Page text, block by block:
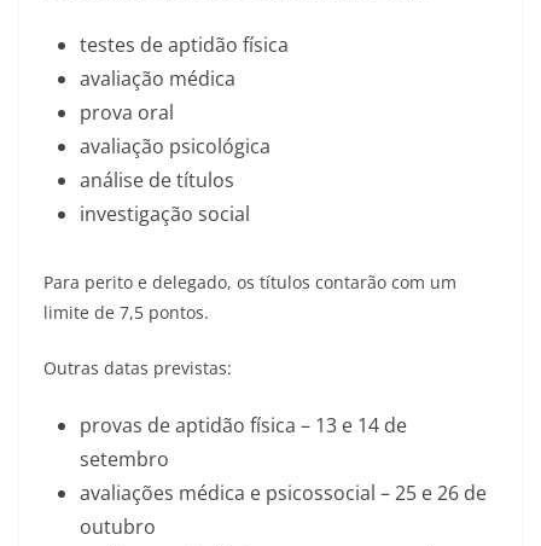
testes de aptidão física
avaliação médica
prova oral
avaliação psicológica
análise de títulos
investigação social
Para perito e delegado, os títulos contarão com um
limite de 7,5 pontos.
Outras datas previstas:
provas de aptidão física – 13 e 14 de
setembro
avaliações médica e psicossocial – 25 e 26 de
outubro